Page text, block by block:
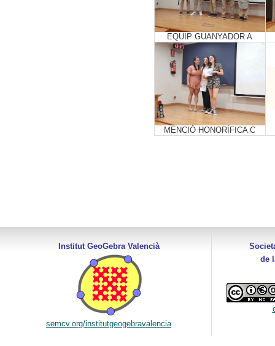
EQUIP GUANYADOR A
MENCIÓ HONORÍFICA C
Institut GeoGebra Valencià
semcv.org/institutgeogebravalencia
de